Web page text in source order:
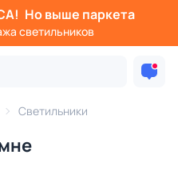
Но выше паркета
светильников
Светильники